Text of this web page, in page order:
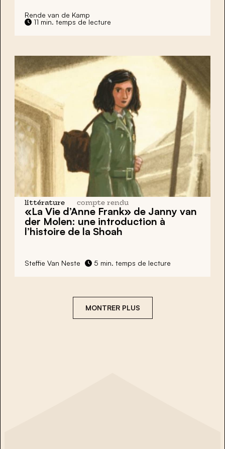
Rende van de Kamp
11 min. temps de lecture
littérature compte rendu
«La Vie d’Anne Frank» de Janny van
der Molen: une introduction à
l’histoire de la Shoah
Steffie Van Neste 5 min. temps de lecture
MONTRER PLUS